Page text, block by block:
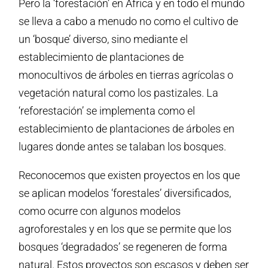
Pero la ‘forestación’ en África y en todo el mundo
se lleva a cabo a menudo no como el cultivo de
un ‘bosque’ diverso, sino mediante el
establecimiento de plantaciones de
monocultivos de árboles en tierras agrícolas o
vegetación natural como los pastizales. La
‘reforestación’ se implementa como el
establecimiento de plantaciones de árboles en
lugares donde antes se talaban los bosques.
Reconocemos que existen proyectos en los que
se aplican modelos ‘forestales’ diversificados,
como ocurre con algunos modelos
agroforestales y en los que se permite que los
bosques ‘degradados’ se regeneren de forma
natural. Estos proyectos son escasos y deben ser